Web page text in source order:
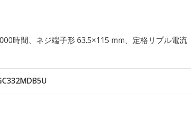
時間、ネジ端子形 63.5×115 mm、定格リプル電流